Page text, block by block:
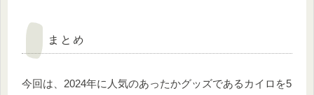
まとめ
今回は、2024年に人気のあったかグッズであるカイロを5